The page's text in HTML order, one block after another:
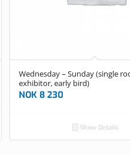
Wednesday – Sunday (single
exhibitor, early bird)
NOK8 230
Show Details